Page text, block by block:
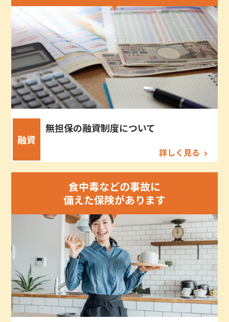
融資
無担保の融資制度について
詳しく見る
食中毒などの事故に
備えた保険があります